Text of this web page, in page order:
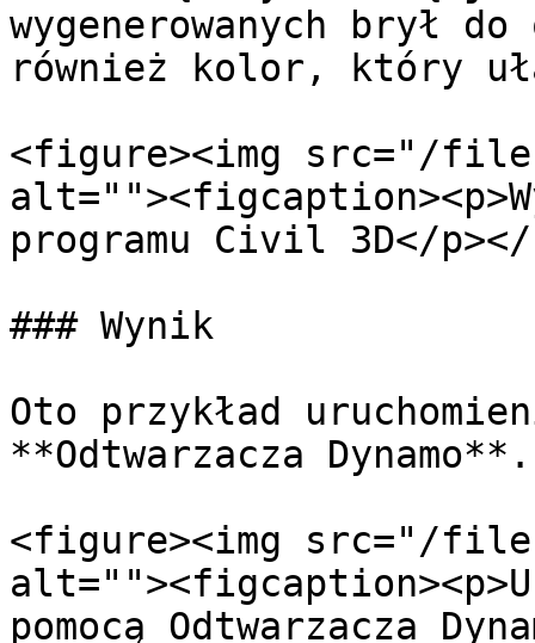
wygenerowanych brył
również kolor, który
<figure><img src="/files/
programu Civil 3D</
### Wynik
Oto przykład
**Odtwarzacza Dynamo**.
<figure><img src="/files/
pomocą Odtwarzacza